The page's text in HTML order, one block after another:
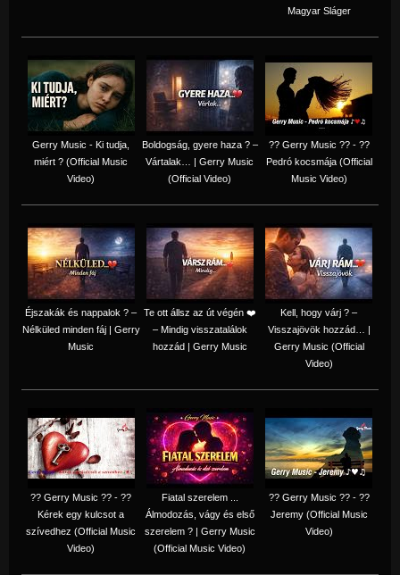
Magyar Sláger
Gerry Music - Ki tudja,
miért ? (Official Music
Video)
Boldogság, gyere haza ? –
Vártalak… | Gerry Music
(Official Video)
?? Gerry Music ?? - ??
Pedró kocsmája (Official
Music Video)
Éjszakák és nappalok ? –
Nélküled minden fáj | Gerry
Music
Te ott állsz az út végén ❤️
– Mindig visszatalálok
hozzád | Gerry Music
Kell, hogy várj ? –
Visszajövök hozzád… |
Gerry Music (Official
Video)
?? Gerry Music ?? - ??
Kérek egy kulcsot a
szívedhez (Official Music
Video)
Fiatal szerelem ...
Álmodozás, vágy és első
szerelem ? | Gerry Music
(Official Music Video)
?? Gerry Music ?? - ??
Jeremy (Official Music
Video)